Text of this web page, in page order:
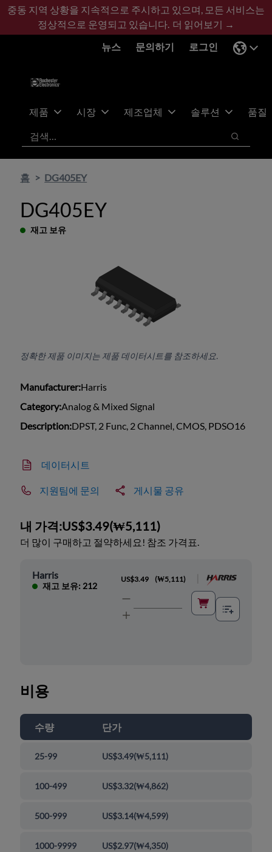
기
콘
바
글
중동 지역 상황을 지속적으로 주시하고 있으며, 모든 서비스는
정상적으로 운영되고 있습니다. 더 읽어보기 →
뉴스
문의하기 로그인
제품 시장 제조업체 솔루션
품질
검색
검색
홈 DG405EY
DG405EY
재고 보유
정확한 제품 이미지는 제품 데이터시트를 참조하세요.
Manufacturer:Harris
Category:Analog & Mixed Signal
Description:DPST, 2 Func, 2 Channel, CMOS, PDSO16
데이터시트
지원팀에 문의 게시물 공유
내 가격:US$3.49(₩5,111)
더 많이 구매하고 절약하세요! 참조 가격표.
Harris
재고 보유: 212
US$3.49 (₩5,111)
비용
수량 단가
25-99 US$3.49(₩5,111)
100-499 US$3.32(₩4,862)
500-999 US$3.14(₩4,599)
1000-9999 US$2.97(₩4,350)